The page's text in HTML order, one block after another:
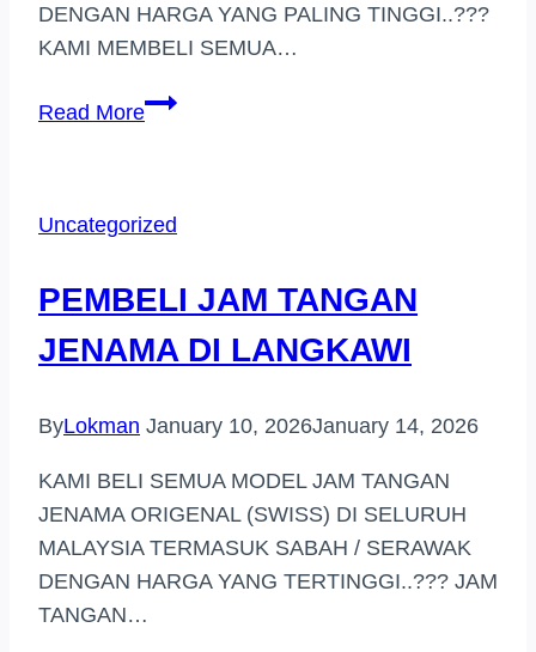
DENGAN HARGA YANG PALING TINGGI..???
KAMI MEMBELI SEMUA…
Read MorePEMBELI
BANTING
Uncategorized
PEMBELI JAM TANGAN
JENAMA DI LANGKAWI
ByLokman January 10, 2026January 14, 2026
KAMI BELI SEMUA MODEL JAM TANGAN
JENAMA ORIGENAL (SWISS) DI SELURUH
MALAYSIA TERMASUK SABAH / SERAWAK
DENGAN HARGA YANG TERTINGGI..??? JAM
TANGAN…